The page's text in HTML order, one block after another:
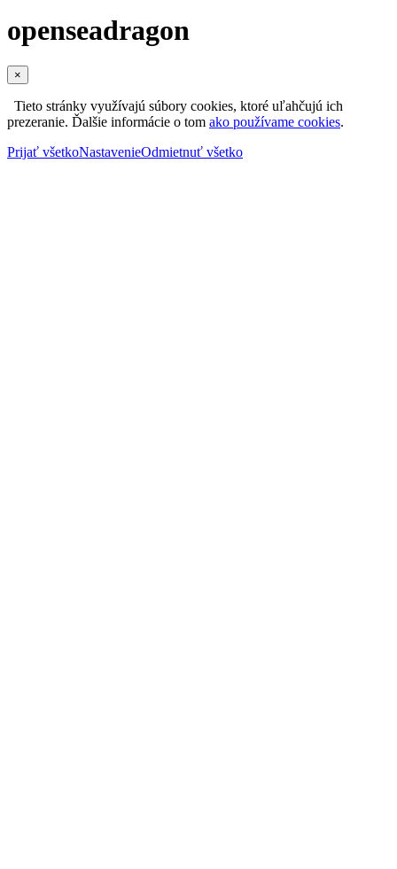
openseadragon
×
Tieto stránky využívajú súbory cookies, ktoré uľahčujú ich
prezeranie. Ďalšie informácie o tom ako používame cookies.
Prijať všetkoNastavenieOdmietnuť všetko